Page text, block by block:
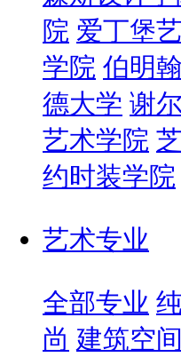
院 爱丁堡
学院 伯明
德大学 谢
艺术学院
约时装学院
艺术专业
全部专业
尚 建筑空间